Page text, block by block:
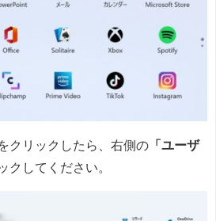
クリックしたら、右側の 「ユーザ
クしてください。